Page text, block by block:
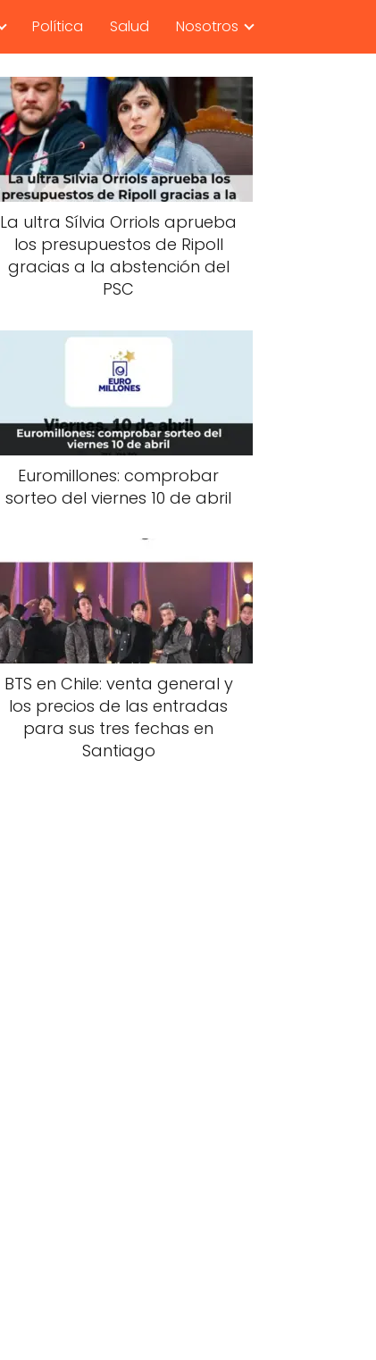
Política Salud Nosotros
La ultra Sílvia Orriols aprueba
los presupuestos de Ripoll
gracias a la abstención del
PSC
Euromillones: comprobar
sorteo del viernes 10 de abril
BTS en Chile: venta general y
los precios de las entradas
para sus tres fechas en
Santiago